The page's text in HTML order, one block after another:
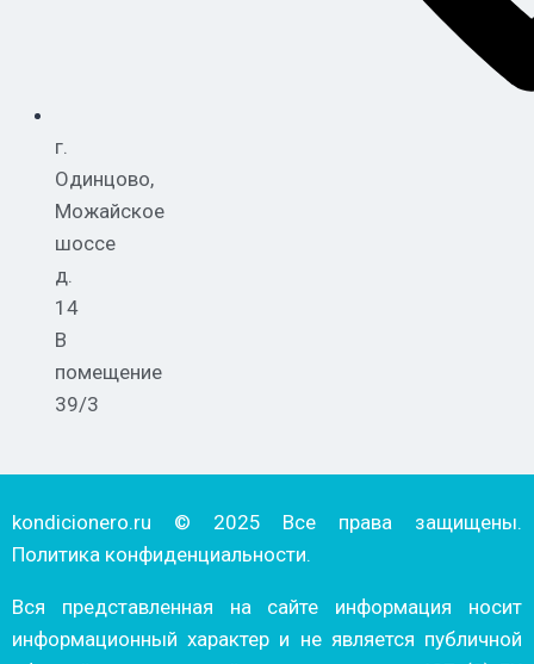
г.
Одинцово,
Можайское
шоссе
д.
14
В
помещение
39/3
kondicionero.ru © 2025 Все права защищены.
Политика конфиденциальности.
Вся представленная на сайте информация носит
информационный характер и не является публичной